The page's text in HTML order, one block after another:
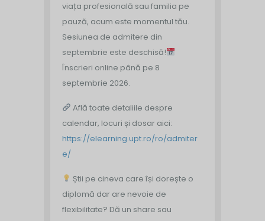
viața profesională sau familia pe
pauză, acum este momentul tău.
Sesiunea de admitere din
septembrie este deschisă!
Înscrieri online până pe 8
septembrie 2026.
Află toate detaliile despre
calendar, locuri și dosar aici:
https://elearning.upt.ro/ro/admiter
e/
Știi pe cineva care își dorește o
diplomă dar are nevoie de
flexibilitate? Dă un share sau